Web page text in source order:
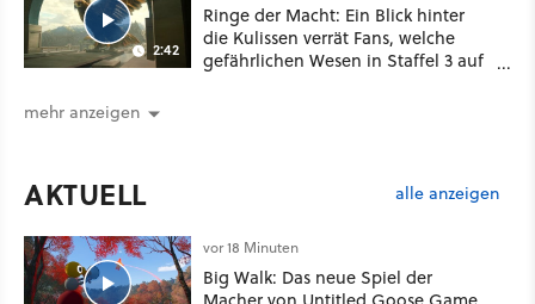
2:42
Ringe der Macht: Ein Blick hinter
die Kulissen verrät Fans, welche
gefährlichen Wesen in Staffel 3 auf
mehr anzeigen
AKTUELL alle anzeigen
vor 18 Minuten
Big Walk: Das neue Spiel der